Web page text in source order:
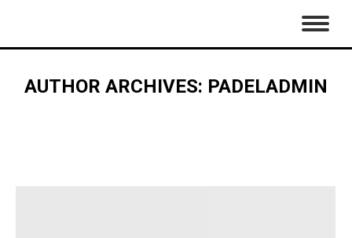
AUTHOR ARCHIVES: PADELADMIN